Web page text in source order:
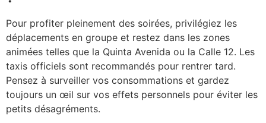
Pour profiter pleinement des soirées, privilégiez les
déplacements en groupe et restez dans les zones
animées telles que la Quinta Avenida ou la Calle 12. Les
taxis officiels sont recommandés pour rentrer tard.
Pensez à surveiller vos consommations et gardez
toujours un œil sur vos effets personnels pour éviter les
petits désagréments.